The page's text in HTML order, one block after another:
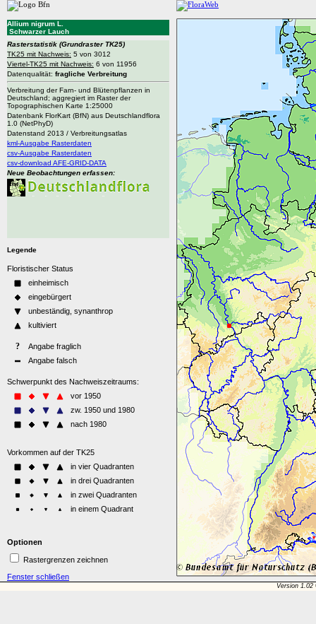
Allium nigrum L.
Schwarzer Lauch
Rasterstatistik (Grundraster TK25)
TK25 mit Nachweis: 5 von 3012
Viertel-TK25 mit Nachweis: 6 von 11956
Datenqualität: fragliche Verbreitung
Verbreitung der Farn- und Blütenpflanzen in
Deutschland; aggregiert im Raster der
Topographischen Karte 1:25000
Datenbank FlorKart (BfN) aus Deutschlandflora
1.0 (NetPhyD)
Datenstand 2013 / Verbreitungsatlas
kml-Ausgabe Rasterdaten
csv-Ausgabe Rasterdaten
csv-download AFE-GRID-DATA
Neue Beobachtungen erfassen:
Legende
Optionen
Rastergrenzen zeichnen
Fenster schließen
Version